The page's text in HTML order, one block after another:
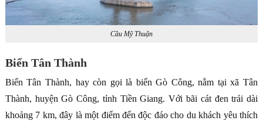
Cầu Mỹ Thuận
Biển Tân Thành
Biển Tân Thành, hay còn gọi là biển Gò Công, nằm tại xã Tân
Thành, huyện Gò Công, tỉnh Tiền Giang. Với bãi cát đen trải dài
khoảng 7 km, đây là một điểm đến độc đáo cho du khách yêu thích